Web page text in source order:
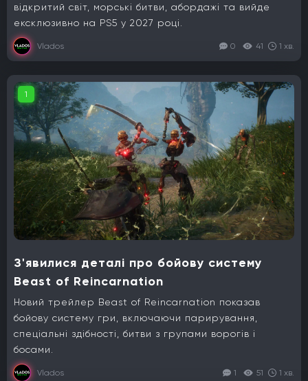
відкритий світ, морські битви, абордажі та вийде
ексклюзивно на PS5 у 2027 році.
Vlados 0 41 1 хв.
1
З'явилися деталі про бойову систему
Beast of Reincarnation
Новий трейлер Beast of Reincarnation показав
бойову систему гри, включаючи парирування,
спеціальні здібності, битви з групами ворогів і
босами.
Vlados 1 51 1 хв.